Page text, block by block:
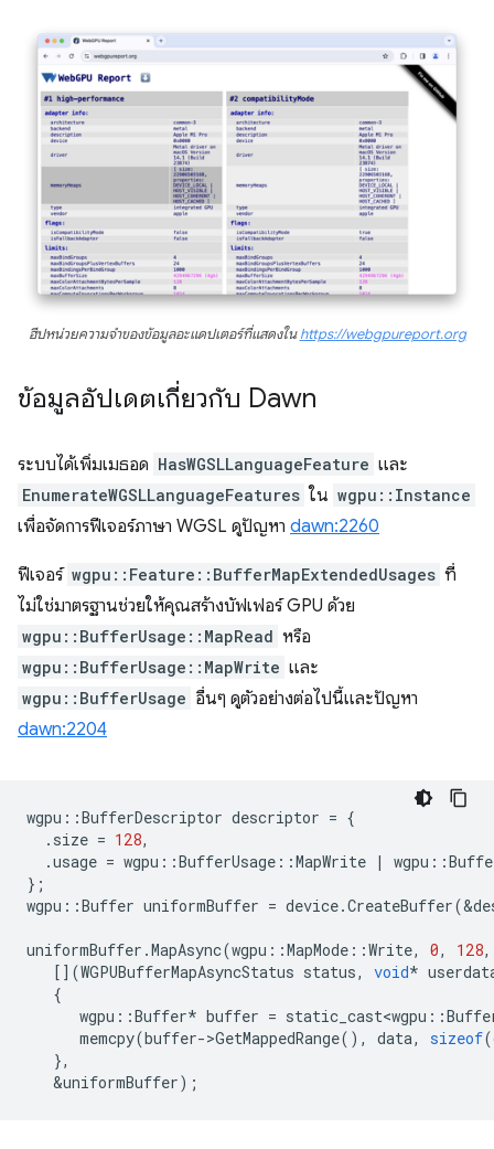
ฮีปหน่วยความจำของข้อมูลอะแดปเตอร์ที่แสดงในhttps://webgpureport.org
ข้อมูลอัปเดตเกี่ยวกับ Dawn
ระบบได้เพิ่มเมธอด HasWGSLLanguageFeature และ
EnumerateWGSLLanguageFeatures ใน wgpu::Instance
เพื่อจัดการฟีเจอร์ภาษา WGSL ดูปัญหา dawn:2260
ฟีเจอร์ wgpu::Feature::BufferMapExtendedUsages ที่
ไม่ใช่มาตรฐานช่วยให้คุณสร้างบัฟเฟอร์ GPU ด้วย
wgpu::BufferUsage::MapRead หรือ
wgpu::BufferUsage::MapWrite และ
wgpu::BufferUsage อื่นๆ ดูตัวอย่างต่อไปนี้และปัญหา
dawn:2204
wgpu ::BufferDescriptor descriptor = {
. size = 128,
.usage = wgpu ::BufferUsage ::MapWrite | wgpu ::
};
wgpu ::Buffer uniformBuffer = device.CreateBuffer(&
uniformBuffer .MapAsync(wgpu ::MapMode ::Write, 0, 128,
[](WGPUBufferMapAsyncStatus status, void*
{
wgpu ::Buffer* buffer = static_cast<wgpu ::
memcpy(buffer->GetMappedRange(), data, sizeof(
},
&uniformBuffer);